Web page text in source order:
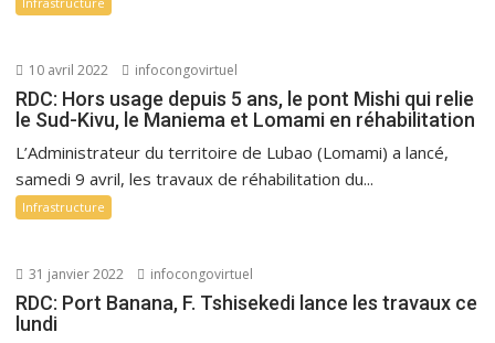
10 avril 2022 infocongovirtuel
RDC: Hors usage depuis 5 ans, le pont Mishi qui relie
le Sud-Kivu, le Maniema et Lomami en réhabilitation
L’Administrateur du territoire de Lubao (Lomami) a lancé,
samedi 9 avril, les travaux de réhabilitation du...
Infrastructure
31 janvier 2022 infocongovirtuel
RDC: Port Banana, F. Tshisekedi lance les travaux ce
lundi